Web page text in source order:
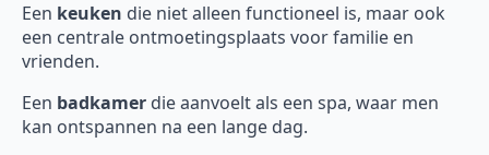
Een keuken die niet alleen functioneel is, maar ook
een centrale ontmoetingsplaats voor familie en
vrienden.
Een badkamer die aanvoelt als een spa, waar men
kan ontspannen na een lange dag.